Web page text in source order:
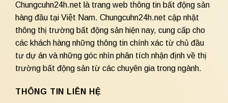
Chungcuhn24h.net là trang web thông tin bất động sản
hàng đầu tại Việt Nam. Chungcuhn24h.net cập nhật
thông thị trường bất động sản hiện nay, cung cấp cho
các khách hàng những thông tin chính xác từ chủ đầu
tư dự án và những góc nhìn phân tích nhận định về thị
trường bất động sản từ các chuyên gia trong ngành.
THÔNG TIN LIÊN HỆ